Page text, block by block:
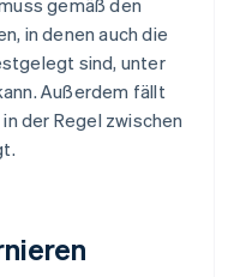
gemäß den
in denen auch die
sind, unter
Außerdem fällt
der Regel zwischen